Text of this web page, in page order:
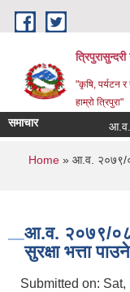
Skip to main content
"कृषि, पर्यटन
हाम्रो त्रिपुरा"
समाचार आ.व.
You are
Home» आ.व. २०७९/
आ.व. २०७९/
सुरक्षा भत्ता
Submitted on: Sat,